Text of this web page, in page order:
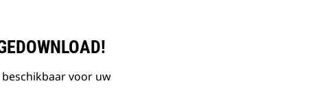
voor uw